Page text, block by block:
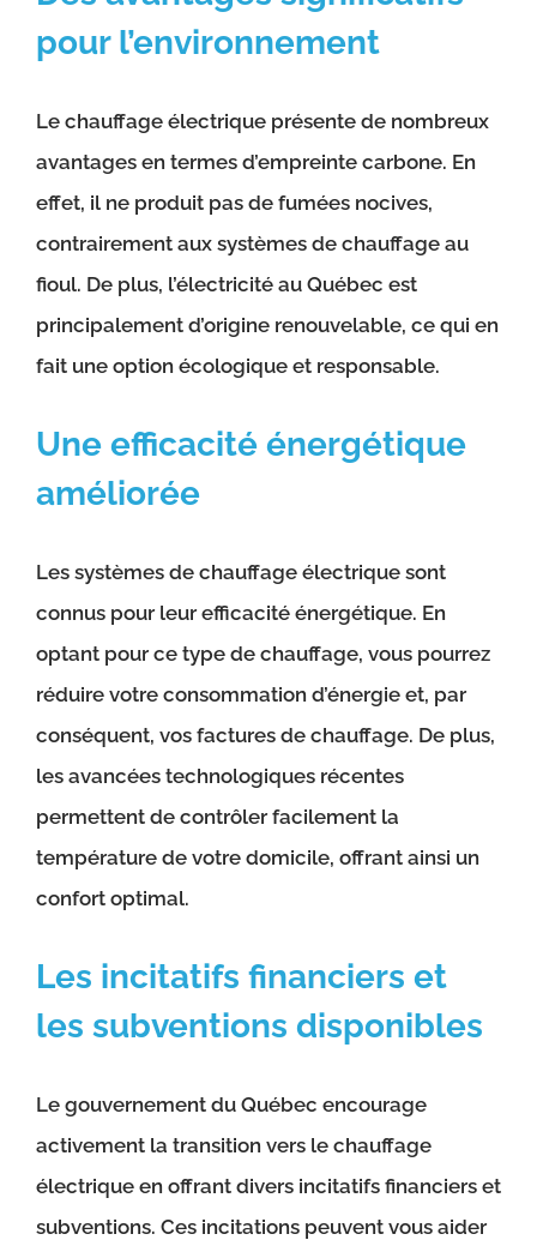
pour l’environnement
Le chauffage électrique présente de nombreux
avantages en termes d’empreinte carbone. En
effet, il ne produit pas de fumées nocives,
contrairement aux systèmes de chauffage au
fioul. De plus, l’électricité au Québec est
principalement d’origine renouvelable, ce qui en
fait une option écologique et responsable.
Une efficacité énergétique
améliorée
Les systèmes de chauffage électrique sont
connus pour leur efficacité énergétique. En
optant pour ce type de chauffage, vous pourrez
réduire votre consommation d’énergie et, par
conséquent, vos factures de chauffage. De plus,
les avancées technologiques récentes
permettent de contrôler facilement la
température de votre domicile, offrant ainsi un
confort optimal.
Les incitatifs financiers et
les subventions disponibles
Le gouvernement du Québec encourage
activement la transition vers le chauffage
électrique en offrant divers incitatifs financiers et
subventions. Ces incitations peuvent vous aider